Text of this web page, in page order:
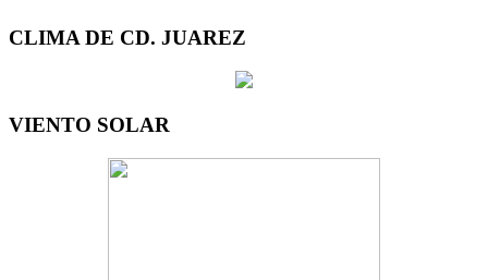
CLIMA DE CD. JUAREZ
VIENTO SOLAR